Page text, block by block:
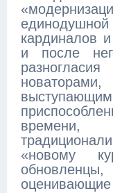
кардиналов
и после
времени,
«новому